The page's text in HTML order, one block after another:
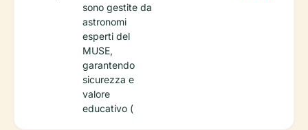
sono gestite da
astronomi
esperti del
MUSE,
garantendo
sicurezza e
valore
educativo (